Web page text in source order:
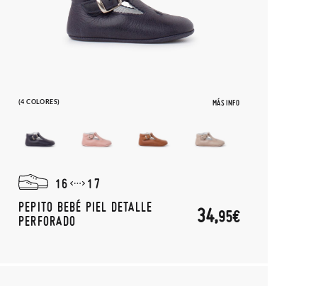
(4 COLORES) MÁS INFO
16
17
PEPITO BEBÉ PIEL DETALLE
PERFORADO
34,95€